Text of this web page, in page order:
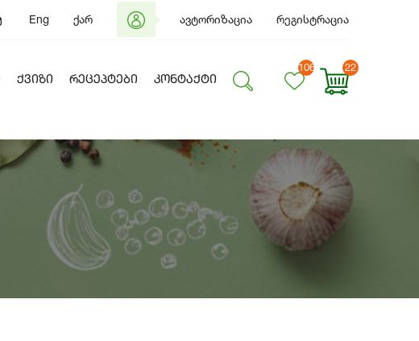
Eng ქარ ავტორიზაცია რეგისტრაცია
106 22
ᲥᲕᲘᲖᲘ ᲠᲔᲪᲔᲞᲢᲔᲑᲘ ᲙᲝᲜᲢᲐᲥᲢᲘ